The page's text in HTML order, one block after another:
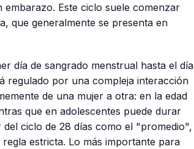
embarazo. Este ciclo suele comenzar
que generalmente se presenta en
día de sangrado menstrual hasta el día
regulado por una compleja interacción
de una mujer a otra: en la edad
que en adolescentes puede durar
ciclo de 28 días como el "promedio",
estricta. Lo más importante para